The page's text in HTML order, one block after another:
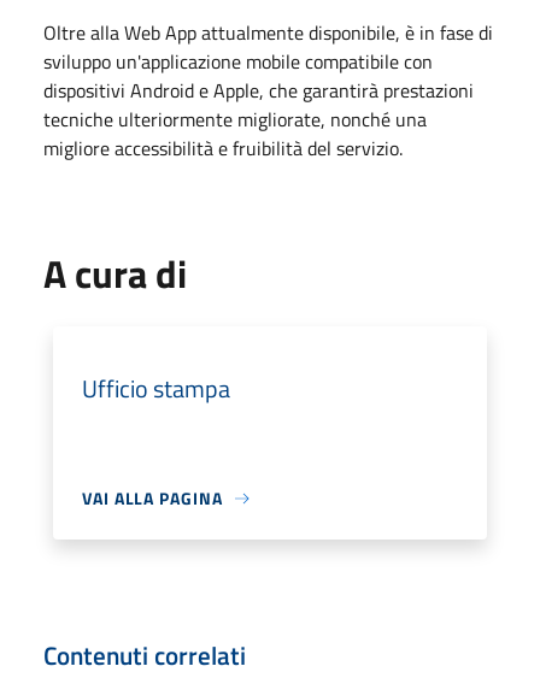
Oltre alla Web App attualmente disponibile, è in fase di
sviluppo un'applicazione mobile compatibile con
dispositivi Android e Apple, che garantirà prestazioni
tecniche ulteriormente migliorate, nonché una
migliore accessibilità e fruibilità del servizio.
A cura di
Ufficio stampa
VAI ALLA PAGINA
Contenuti correlati